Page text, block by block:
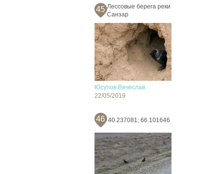
45 Лессовые берега реки
Санзар
Юсупов Вячеслав
22/05/2019
46 40.237081; 66.101646